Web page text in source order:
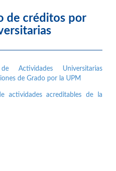
de créditos por
Actividades Universitarias
de Grado por la UPM
actividades acreditables de la